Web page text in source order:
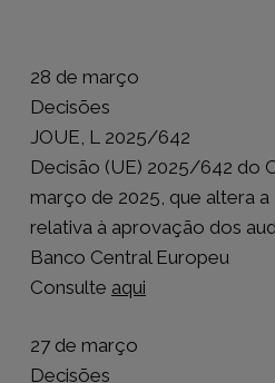
28 de março
Decisões
JOUE, L 2025/642
Decisão (UE) 2025/642 do
março de 2025, que altera
relativa à aprovação dos
Banco Central Europeu
Consulte aqui
27 de março
Decisões